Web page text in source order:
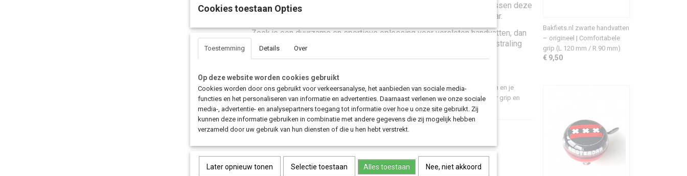
en in bochten. Met een lengte van 92 mm rechts en 135 mm links passen deze
handvatten perfect op bakfietsen en stadsfietsen met draaischakelaar.
Zoek je een duurzame en sportieve oplossing voor versleten handvatten, dan
zijn deze zwarte handvatten een praktische keuze die comfort en
uitstraling
Zoek je lederen handvatten voor je Bakfiets.nl die comfortabel aanvoelen, stevig zijn en je
bakfiets een stijlvolle uitstraling geven? Met deze handvatten rijd je elke rit met meer grip en
luxe afwerking.
Bakfiets.nl zwarte handvatten
– origineel | Comfortabele
grip (L 120 mm / R 90 mm)
€ 9,50
Cookies toestaan Opties
Toestemming Details Over
Op deze website worden cookies gebruikt
Cookies worden door ons gebruikt voor verkeersanalyse, het aanbieden van sociale media-
functies en het personaliseren van informatie en advertenties. Daarnaast verlenen we onze sociale
media-, advertentie- en analysepartners toegang tot informatie over hoe u onze site gebruikt. Zij
kunnen deze informatie gebruiken in combinatie met andere gegevens die zij mogelijk hebben
verzameld door uw gebruik van hun diensten of die u hen hebt verstrekt.
Later opnieuw tonen Selectie toestaan Alles toestaan Nee, niet akkoord